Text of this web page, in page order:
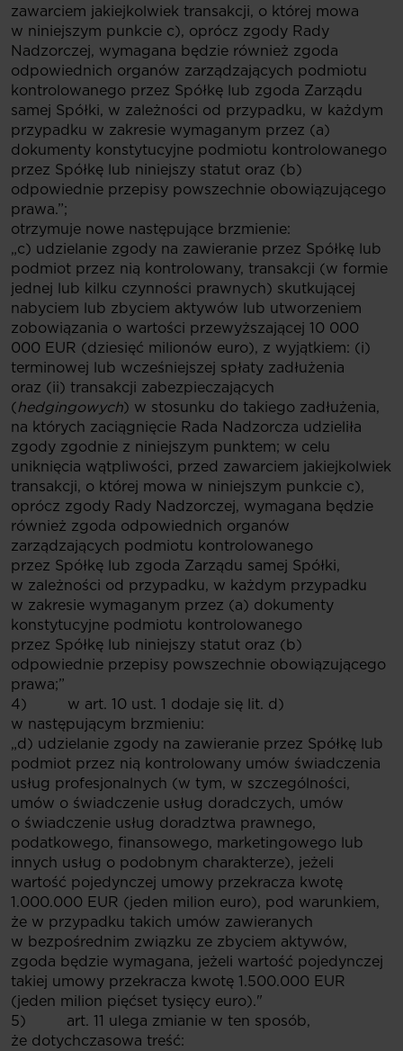
zawarciem jakiejkolwiek transakcji, o której mowa
w niniejszym punkcie c), oprócz zgody Rady
Nadzorczej, wymagana będzie również zgoda
odpowiednich organów zarządzających podmiotu
kontrolowanego przez Spółkę lub zgoda Zarządu
samej Spółki, w zależności od przypadku, w każdym
przypadku w zakresie wymaganym przez (a)
dokumenty konstytucyjne podmiotu kontrolowanego
przez Spółkę lub niniejszy statut oraz (b)
odpowiednie przepisy powszechnie obowiązującego
prawa.”;
otrzymuje nowe następujące brzmienie:
„c) udzielanie zgody na zawieranie przez Spółkę lub
podmiot przez nią kontrolowany, transakcji (w formie
jednej lub kilku czynności prawnych) skutkującej
nabyciem lub zbyciem aktywów lub utworzeniem
zobowiązania o wartości przewyższającej 10 000
000 EUR (dziesięć milionów euro), z wyjątkiem: (i)
terminowej lub wcześniejszej spłaty zadłużenia
oraz (ii) transakcji zabezpieczających
(hedgingowych) w stosunku do takiego zadłużenia,
na których zaciągnięcie Rada Nadzorcza udzieliła
zgody zgodnie z niniejszym punktem; w celu
uniknięcia wątpliwości, przed zawarciem jakiejkolwiek
transakcji, o której mowa w niniejszym punkcie c),
oprócz zgody Rady Nadzorczej, wymagana będzie
również zgoda odpowiednich organów
zarządzających podmiotu kontrolowanego
przez Spółkę lub zgoda Zarządu samej Spółki,
w zależności od przypadku, w każdym przypadku
w zakresie wymaganym przez (a) dokumenty
konstytucyjne podmiotu kontrolowanego
przez Spółkę lub niniejszy statut oraz (b)
odpowiednie przepisy powszechnie obowiązującego
prawa;”
4) w art. 10 ust. 1 dodaje się lit. d)
w następującym brzmieniu:
„d) udzielanie zgody na zawieranie przez Spółkę lub
podmiot przez nią kontrolowany umów świadczenia
usług profesjonalnych (w tym, w szczególności,
umów o świadczenie usług doradczych, umów
o świadczenie usług doradztwa prawnego,
podatkowego, finansowego, marketingowego lub
innych usług o podobnym charakterze), jeżeli
wartość pojedynczej umowy przekracza kwotę
1.000.000 EUR (jeden milion euro), pod warunkiem,
że w przypadku takich umów zawieranych
w bezpośrednim związku ze zbyciem aktywów,
zgoda będzie wymagana, jeżeli wartość pojedynczej
takiej umowy przekracza kwotę 1.500.000 EUR
(jeden milion pięćset tysięcy euro)."
5) art. 11 ulega zmianie w ten sposób,
że dotychczasowa treść: